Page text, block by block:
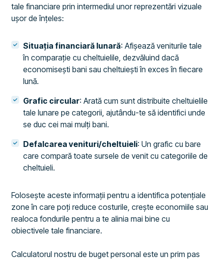
tale financiare prin intermediul unor reprezentări vizuale
ușor de înțeles:
Situația financiară lunară: Afișează veniturile tale
în comparație cu cheltuielile, dezvăluind dacă
economisești bani sau cheltuiești în exces în fiecare
lună.
Grafic circular: Arată cum sunt distribuite cheltuielile
tale lunare pe categorii, ajutându-te să identifici unde
se duc cei mai mulți bani.
Defalcarea venituri/cheltuieli: Un grafic cu bare
care compară toate sursele de venit cu categoriile de
cheltuieli.
Folosește aceste informații pentru a identifica potențiale
zone în care poți reduce costurile, crește economiile sau
realoca fondurile pentru a te alinia mai bine cu
obiectivele tale financiare.
Calculatorul nostru de buget personal este un prim pas